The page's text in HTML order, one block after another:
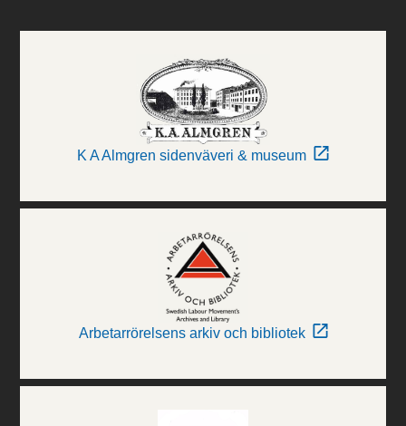
K A Almgren sidenväveri & museum
Arbetarrörelsens arkiv och bibliotek